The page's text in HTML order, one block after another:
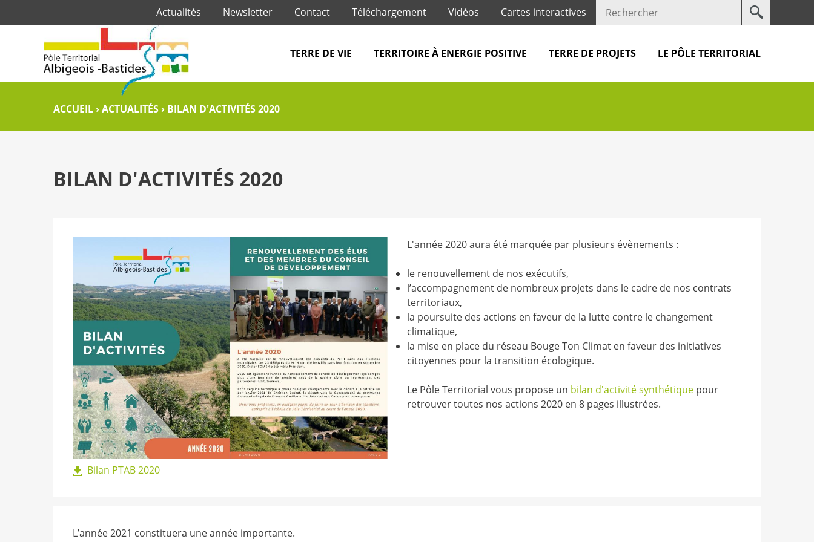
Jump to navigation
Votre
Actualités Newsletter Contact Téléchargement Vidéos Cartes interactives
TERRE DE VIE TERRITOIRE À ENERGIE POSITIVE TERRE DE PROJETS LE PÔLE TERRITORIAL
ACCUEIL ›ACTUALITÉS › BILAN D'ACTIVITÉS 2020
BILAN D'ACTIVITÉS 2020
L'année 2020 aura été marquée par plusieurs évènements :
le renouvellement de nos exécutifs,
l’accompagnement de nombreux projets dans le cadre de nos contrats
territoriaux,
la poursuite des actions en faveur de la lutte contre le changement
climatique,
la mise en place du réseau Bouge Ton Climat en faveur des initiatives
citoyennes pour la transition écologique.
Le Pôle Territorial vous propose un bilan d'activité synthétique pour
retrouver toutes nos actions 2020 en 8 pages illustrées.
Bilan PTAB 2020
L’année 2021 constituera une année importante.